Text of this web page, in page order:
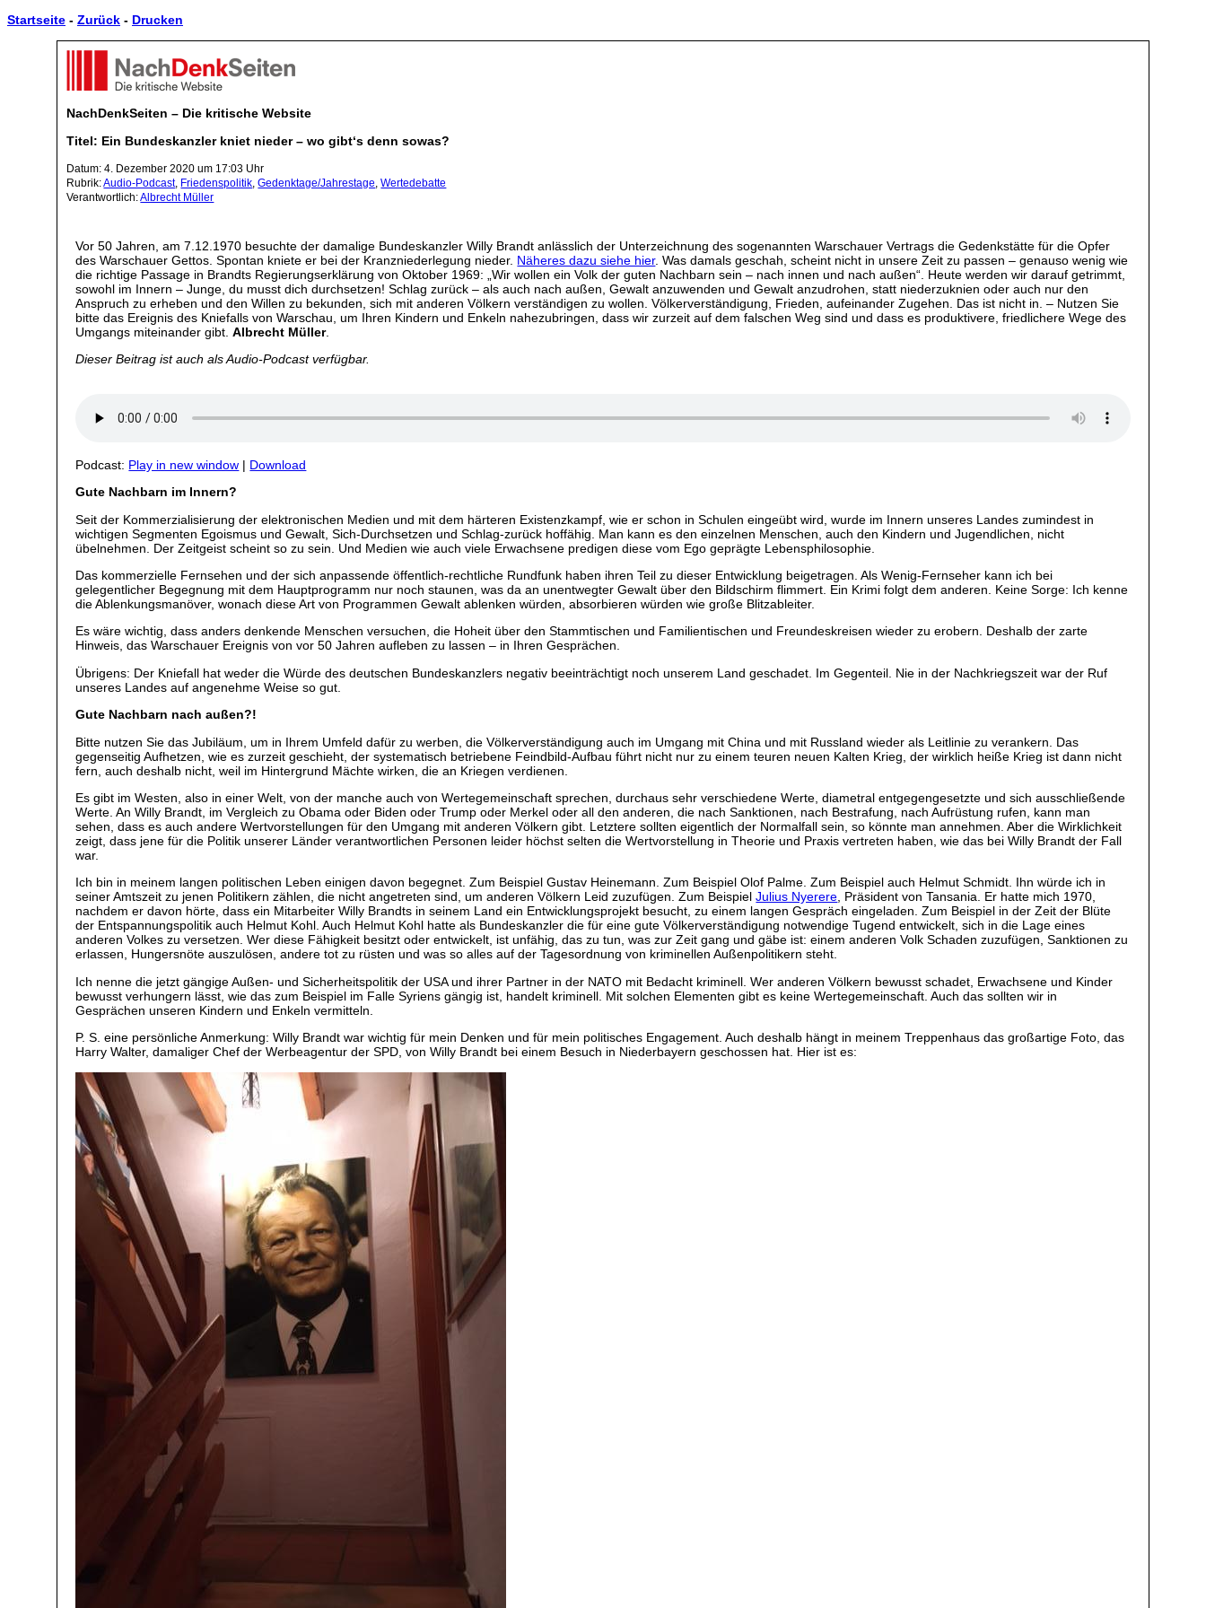
Startseite - Zurück - Drucken
NachDenkSeiten – Die kritische Website
Titel: Ein Bundeskanzler kniet nieder – wo gibt‘s denn sowas?
Datum: 4. Dezember 2020 um 17:03 Uhr
Rubrik:Audio-Podcast, Friedenspolitik,Gedenktage/Jahrestage,Wertedebatte
Verantwortlich:Albrecht Müller
Vor 50 Jahren, am 7.12.1970 besuchte der damalige Bundeskanzler Willy Brandt anlässlich der Unterzeichnung des sogenannten Warschauer Vertrags die Gedenkstätte für die Opfer
des Warschauer Gettos. Spontan kniete er bei der Kranzniederlegung nieder. Näheres dazu siehe hier. Was damals geschah, scheint nicht in unsere Zeit zu passen – genauso wenig wie
die richtige Passage in Brandts Regierungserklärung von Oktober 1969: „Wir wollen ein Volk der guten Nachbarn sein – nach innen und nach außen“. Heute werden wir darauf getrimmt,
sowohl im Innern – Junge, du musst dich durchsetzen! Schlag zurück – als auch nach außen, Gewalt anzuwenden und Gewalt anzudrohen, statt niederzuknien oder auch nur den
Anspruch zu erheben und den Willen zu bekunden, sich mit anderen Völkern verständigen zu wollen. Völkerverständigung, Frieden, aufeinander Zugehen. Das ist nicht in. – Nutzen Sie
bitte das Ereignis des Kniefalls von Warschau, um Ihren Kindern und Enkeln nahezubringen, dass wir zurzeit auf dem falschen Weg sind und dass es produktivere, friedlichere Wege des
Umgangs miteinander gibt.Albrecht Müller.
Dieser Beitrag ist auch als Audio-Podcast verfügbar.
Podcast: Play in new window | Download
Gute Nachbarn im Innern?
Seit der Kommerzialisierung der elektronischen Medien und mit dem härteren Existenzkampf, wie er schon in Schulen eingeübt wird, wurde im Innern unseres Landes zumindest in
wichtigen Segmenten Egoismus und Gewalt, Sich-Durchsetzen und Schlag-zurück hoffähig. Man kann es den einzelnen Menschen, auch den Kindern und Jugendlichen, nicht
übelnehmen. Der Zeitgeist scheint so zu sein. Und Medien wie auch viele Erwachsene predigen diese vom Ego geprägte Lebensphilosophie.
Das kommerzielle Fernsehen und der sich anpassende öffentlich-rechtliche Rundfunk haben ihren Teil zu dieser Entwicklung beigetragen. Als Wenig-Fernseher kann ich bei
gelegentlicher Begegnung mit dem Hauptprogramm nur noch staunen, was da an unentwegter Gewalt über den Bildschirm flimmert. Ein Krimi folgt dem anderen. Keine Sorge: Ich kenne
die Ablenkungsmanöver, wonach diese Art von Programmen Gewalt ablenken würden, absorbieren würden wie große Blitzableiter.
Es wäre wichtig, dass anders denkende Menschen versuchen, die Hoheit über den Stammtischen und Familientischen und Freundeskreisen wieder zu erobern. Deshalb der zarte
Hinweis, das Warschauer Ereignis von vor 50 Jahren aufleben zu lassen – in Ihren Gesprächen.
Übrigens: Der Kniefall hat weder die Würde des deutschen Bundeskanzlers negativ beeinträchtigt noch unserem Land geschadet. Im Gegenteil. Nie in der Nachkriegszeit war der Ruf
unseres Landes auf angenehme Weise so gut.
Gute Nachbarn nach außen?!
Bitte nutzen Sie das Jubiläum, um in Ihrem Umfeld dafür zu werben, die Völkerverständigung auch im Umgang mit China und mit Russland wieder als Leitlinie zu verankern. Das
gegenseitig Aufhetzen, wie es zurzeit geschieht, der systematisch betriebene Feindbild-Aufbau führt nicht nur zu einem teuren neuen Kalten Krieg, der wirklich heiße Krieg ist dann nicht
fern, auch deshalb nicht, weil im Hintergrund Mächte wirken, die an Kriegen verdienen.
Es gibt im Westen, also in einer Welt, von der manche auch von Wertegemeinschaft sprechen, durchaus sehr verschiedene Werte, diametral entgegengesetzte und sich ausschließende
Werte. An Willy Brandt, im Vergleich zu Obama oder Biden oder Trump oder Merkel oder all den anderen, die nach Sanktionen, nach Bestrafung, nach Aufrüstung rufen, kann man
sehen, dass es auch andere Wertvorstellungen für den Umgang mit anderen Völkern gibt. Letztere sollten eigentlich der Normalfall sein, so könnte man annehmen. Aber die Wirklichkeit
zeigt, dass jene für die Politik unserer Länder verantwortlichen Personen leider höchst selten die Wertvorstellung in Theorie und Praxis vertreten haben, wie das bei Willy Brandt der Fall
war.
Ich bin in meinem langen politischen Leben einigen davon begegnet. Zum Beispiel Gustav Heinemann. Zum Beispiel Olof Palme. Zum Beispiel auch Helmut Schmidt. Ihn würde ich in
seiner Amtszeit zu jenen Politikern zählen, die nicht angetreten sind, um anderen Völkern Leid zuzufügen. Zum BeispielJulius Nyerere, Präsident von Tansania. Er hatte mich 1970,
nachdem er davon hörte, dass ein Mitarbeiter Willy Brandts in seinem Land ein Entwicklungsprojekt besucht, zu einem langen Gespräch eingeladen. Zum Beispiel in der Zeit der Blüte
der Entspannungspolitik auch Helmut Kohl. Auch Helmut Kohl hatte als Bundeskanzler die für eine gute Völkerverständigung notwendige Tugend entwickelt, sich in die Lage eines
anderen Volkes zu versetzen. Wer diese Fähigkeit besitzt oder entwickelt, ist unfähig, das zu tun, was zur Zeit gang und gäbe ist: einem anderen Volk Schaden zuzufügen, Sanktionen zu
erlassen, Hungersnöte auszulösen, andere tot zu rüsten und was so alles auf der Tagesordnung von kriminellen Außenpolitikern steht.
Ich nenne die jetzt gängige Außen- und Sicherheitspolitik der USA und ihrer Partner in der NATO mit Bedacht kriminell. Wer anderen Völkern bewusst schadet, Erwachsene und Kinder
bewusst verhungern lässt, wie das zum Beispiel im Falle Syriens gängig ist, handelt kriminell. Mit solchen Elementen gibt es keine Wertegemeinschaft. Auch das sollten wir in
Gesprächen unseren Kindern und Enkeln vermitteln.
P. S. eine persönliche Anmerkung: Willy Brandt war wichtig für mein Denken und für mein politisches Engagement. Auch deshalb hängt in meinem Treppenhaus das großartige Foto, das
Harry Walter, damaliger Chef der Werbeagentur der SPD, von Willy Brandt bei einem Besuch in Niederbayern geschossen hat. Hier ist es: